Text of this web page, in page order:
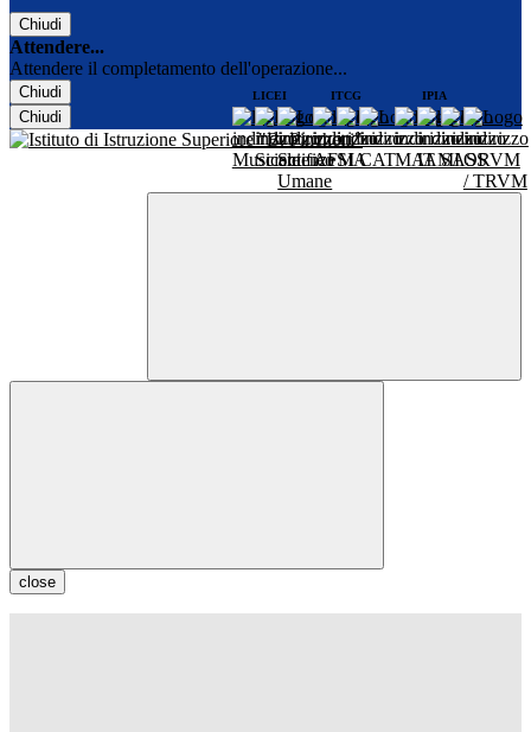
Chiudi
Attendere...
Attendere il completamento dell'operazione...
Chiudi
Chiudi
LICEI ITCG IPIA
close